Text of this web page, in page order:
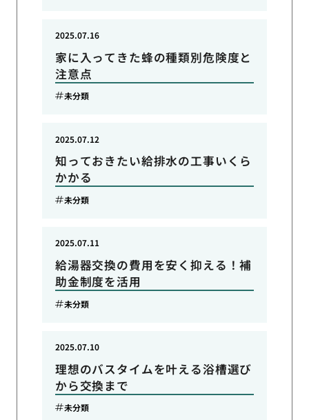
家に入ってきた蜂の種類別危険度と
注意点
2025.07.16
未分類
知っておきたい給排水の工事いくら
かかる
2025.07.12
未分類
給湯器交換の費用を安く抑える！補
助金制度を活用
2025.07.11
未分類
理想のバスタイムを叶える浴槽選び
から交換まで
2025.07.10
未分類